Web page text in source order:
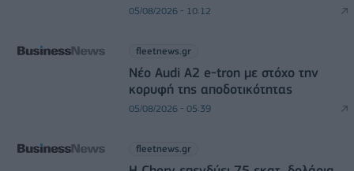
05/08/2026 - 10:12
fleetnews.gr
Νέο Audi A2 e-tron με στόχο την
κορυφή της αποδοτικότητας
05/08/2026 - 05:39
fleetnews.gr